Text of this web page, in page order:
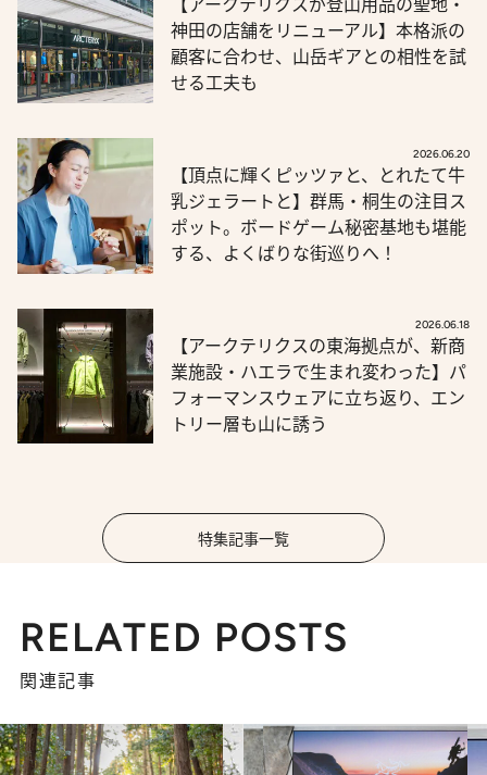
神田の店舗をリニューアル】本格派の
顧客に合わせ、山岳ギアとの相性を試
せる工夫も
2026.06.20
【頂点に輝くピッツァと、とれたて牛
乳ジェラートと】群馬・桐生の注目ス
ポット。ボードゲーム秘密基地も堪能
する、よくばりな街巡りへ！
2026.06.18
【アークテリクスの東海拠点が、新商
業施設・ハエラで生まれ変わった】パ
フォーマンスウェアに立ち返り、エン
トリー層も山に誘う
特集記事一覧
RELATED POSTS
関連記事